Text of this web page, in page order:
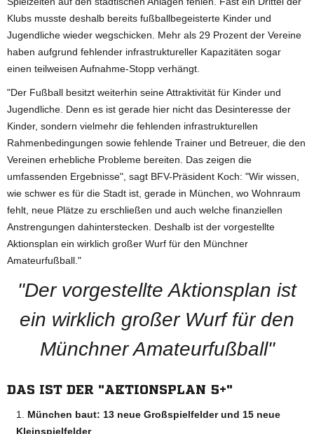
Klubs musste deshalb bereits fußballbegeisterte Kinder und
Jugendliche wieder wegschicken. Mehr als 29 Prozent der Vereine
haben aufgrund fehlender infrastruktureller Kapazitäten sogar
einen teilweisen Aufnahme-Stopp verhängt.
"Der Fußball besitzt weiterhin seine Attraktivität für Kinder und
Jugendliche. Denn es ist gerade hier nicht das Desinteresse der
Kinder, sondern vielmehr die fehlenden infrastrukturellen
Rahmenbedingungen sowie fehlende Trainer und Betreuer, die den
Vereinen erhebliche Probleme bereiten. Das zeigen die
umfassenden Ergebnisse", sagt BFV-Präsident Koch: "Wir wissen,
wie schwer es für die Stadt ist, gerade in München, wo Wohnraum
fehlt, neue Plätze zu erschließen und auch welche finanziellen
Anstrengungen dahinterstecken. Deshalb ist der vorgestellte
Aktionsplan ein wirklich großer Wurf für den Münchner
Amateurfußball."
"Der vorgestellte Aktionsplan ist
ein wirklich großer Wurf für den
Münchner Amateurfußball"
DAS IST DER "AKTIONSPLAN 5+"
München baut: 13 neue Großspielfelder und 15 neue
Kleinspielfelder